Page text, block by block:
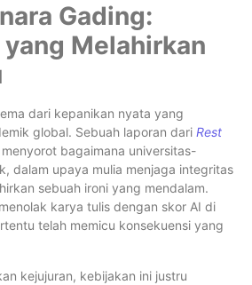
Gading:
Melahirkan
dari kepanikan nyata yang
global. Sebuah laporan dari Rest
bagaimana universitas-
dalam upaya mulia menjaga integritas
sebuah ironi yang mendalam.
karya tulis dengan skor AI di
telah memicu konsekuensi yang
kejujuran, kebijakan ini justru